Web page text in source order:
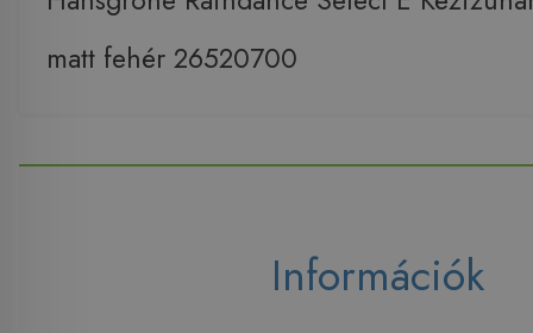
matt fehér 26520700
Információk